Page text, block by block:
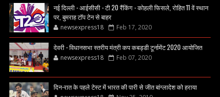
नई दिल्ली - आईसीसी - टी 20 रैंकिंग - कोहली फिसले, रोहित 11 वें स्थान
पर, बुमराह टॉप टेन से बाहर
newsexpress18 Feb 17, 2020
देवरी - विधानसभा स्तरीय मंत्री कप कबड्डी टूर्नामेंट 2020 आयोजित
newsexpress18 Feb 07, 2020
दिन-रात के पहले टेस्ट में भारत की पारी से जीत बांग्लादेश को हराया